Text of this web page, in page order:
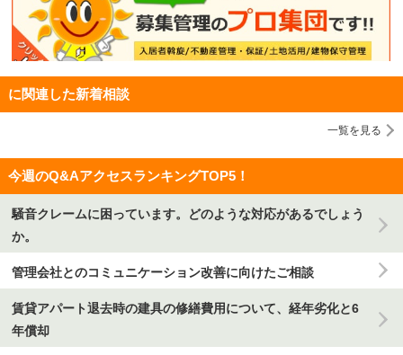
に関連した新着相談
一覧を見る
今週のQ&AアクセスランキングTOP5！
騒音クレームに困っています。どのような対応があるでしょう
か。
管理会社とのコミュニケーション改善に向けたご相談
賃貸アパート退去時の建具の修繕費用について、経年劣化と6
年償却